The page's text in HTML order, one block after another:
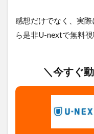
感想だけでなく、実
ら是非U-nextで無料
＼今すぐ